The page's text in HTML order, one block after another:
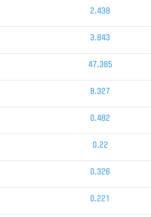
2.438
3.843
47.385
8.327
0.482
0.22
0.326
0.221